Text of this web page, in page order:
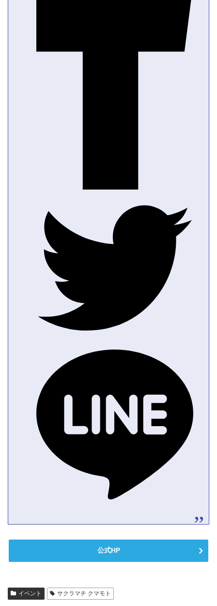
公式HP
イベント サクラマチ クマモト